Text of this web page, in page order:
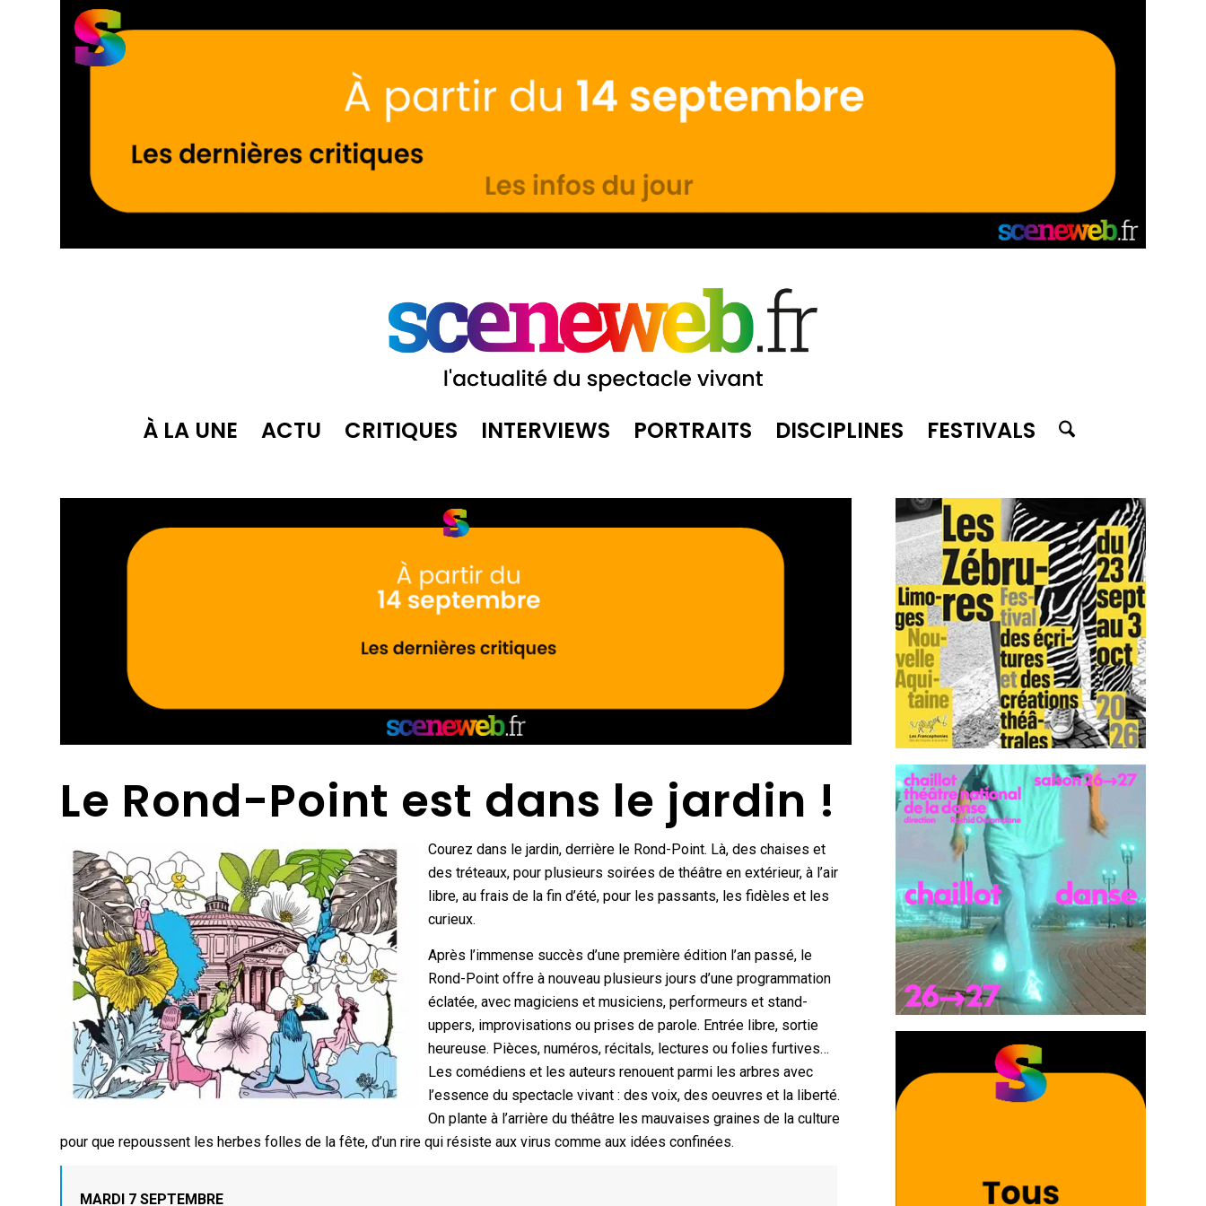
À LA UNE ACTU CRITIQUES INTERVIEWS PORTRAITS DISCIPLINES FESTIVALS
Le Rond-Point est dans le jardin !
Courez dans le jardin, derrière le Rond-Point. Là, des chaises et
des tréteaux, pour plusieurs soirées de théâtre en extérieur, à l’air
libre, au frais de la fin d’été, pour les passants, les fidèles et les
curieux.
Après l’immense succès d’une première édition l’an passé, le
Rond-Point offre à nouveau plusieurs jours d’une programmation
éclatée, avec magiciens et musiciens, performeurs et stand-
uppers, improvisations ou prises de parole. Entrée libre, sortie
heureuse. Pièces, numéros, récitals, lectures ou folies furtives…
Les comédiens et les auteurs renouent parmi les arbres avec
l’essence du spectacle vivant : des voix, des oeuvres et la liberté.
On plante à l’arrière du théâtre les mauvaises graines de la culture
pour que repoussent les herbes folles de la fête, d’un rire qui résiste aux virus comme aux idées confinées.
MARDI 7 SEPTEMBRE